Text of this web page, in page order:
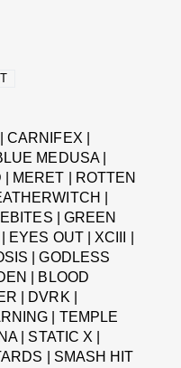
|
MEDUSA |
MERET | ROTTEN
|
| GREEN
OUT | XCIII |
| GODLESS
| BLOOD
| DVRK |
| TEMPLE
| STATIC X |
| SMASH HIT